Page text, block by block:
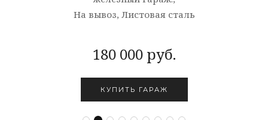
На вывоз, Листовая сталь
180 000 руб.
КУПИТЬ ГАРАЖ